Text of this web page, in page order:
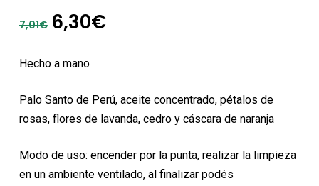
7,01€ El
original
7,01€.
6,30€El
6,30€.
Hecho a mano
Palo Santo de Perú, aceite concentrado, pétalos de
rosas, flores de lavanda, cedro y cáscara de naranja
Modo de uso: encender por la punta, realizar la limpieza
en un ambiente ventilado, al finalizar podés